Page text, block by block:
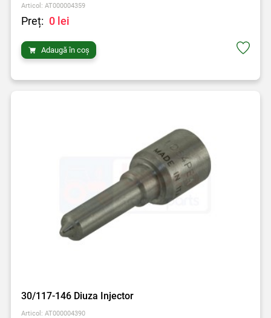
Articol: AT000004359
Preț: 0 lei
Adaugă în coș
30/117-146 Diuza Injector
Articol: AT000004390